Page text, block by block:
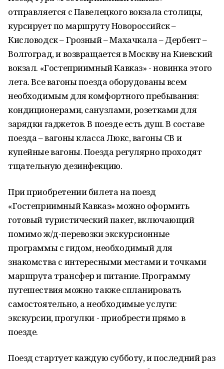
отправляется с Павелецкого вокзала столицы,
курсирует по маршруту Новороссийск –
Кисловодск – Грозный – Махачкала – Дербент –
Волгоград, и возвращается в Москву на Киевский
вокзал. «Гостеприимный Кавказ» - новинка этого
лета. Все вагоны поезда оборудованы всем
необходимым для комфортного пребывания:
кондиционерами, санузлами, розетками для
зарядки гаджетов. В поезде есть душ. В составе
поезда – вагоны класса Люкс, вагоны СВ и
купейные вагоны. Поезда регулярно проходят
тщательную дезинфекцию.
При приобретении билета на поезд
«Гостеприимный Кавказ» можно оформить
готовый туристический пакет, включающий
помимо ж/д-перевозки экскурсионные
программы с гидом, необходимый для
знакомства с интересными местами и точками
маршрута трансфер и питание. Программу
путешествия можно также спланировать
самостоятельно, а необходимые услуги:
экскурсии, прогулки - приобрести прямо в
поезде.
Поезд стартует каждую субботу, и последний раз